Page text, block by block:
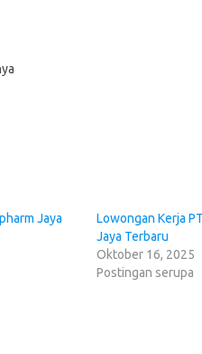
Jaya
Lowongan Kerja
Jaya Terbaru
Oktober 16, 2025
Postingan serupa